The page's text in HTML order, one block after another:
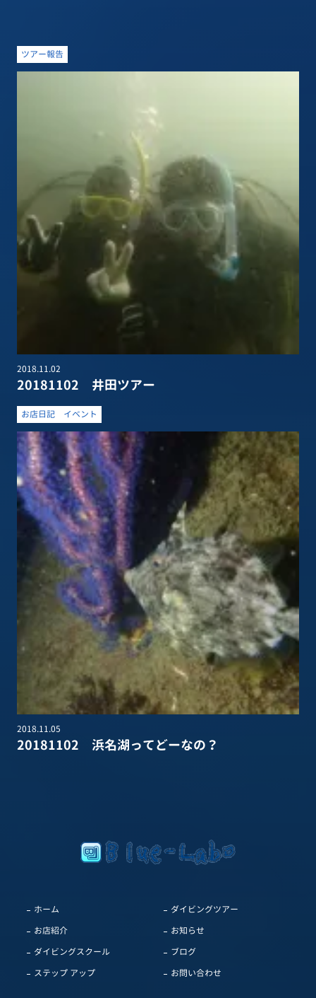
ツアー報告
2018.11.02
20181102 井田ツアー
お店日記 イベント
2018.11.05
20181102 浜名湖ってどーなの？
ホーム
お店紹介
ダイビングスクール
ステップ アップ
ダイビングツアー
お知らせ
ブログ
お問い合わせ